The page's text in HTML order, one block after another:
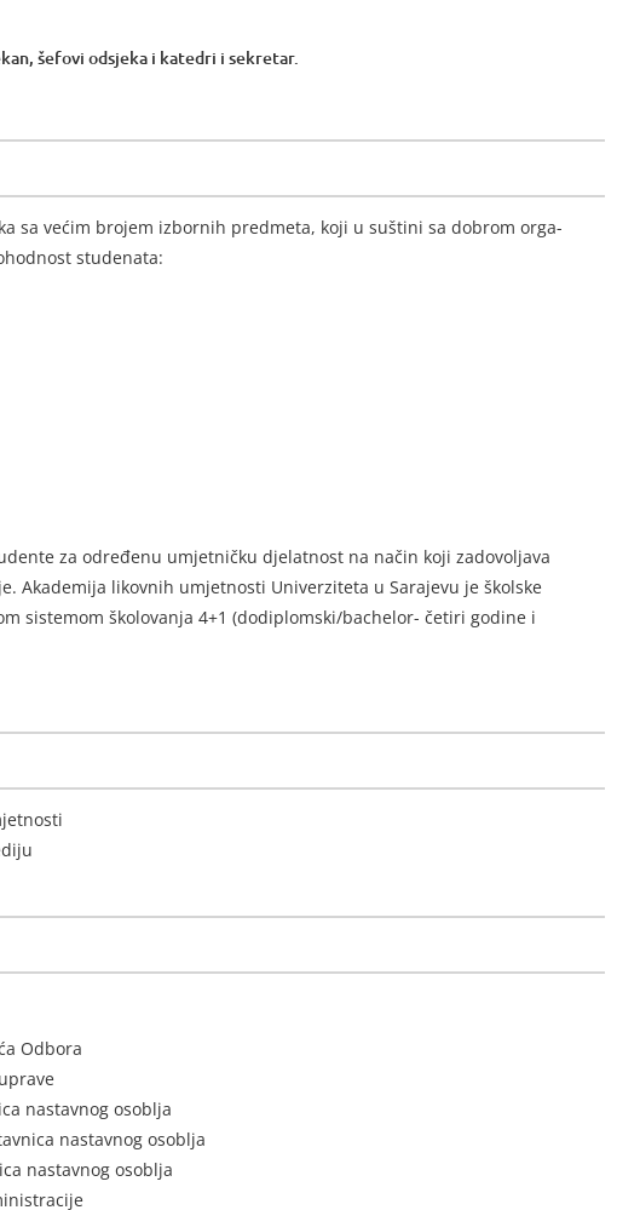
šefovi odsjeka i katedri i sekretar.
sa većim brojem izbornih predmeta, koji u suštini sa dobrom orga-
studenata:
za određenu umjetničku djelatnost na način koji zadovoljava
Akademija likovnih umjetnosti Univerziteta u Sarajevu je školske
sistemom školovanja 4+1 (dodiplomski/bachelor- četiri godine i
Odbora
nastavnog osoblja
nastavnog osoblja
nastavnog osoblja